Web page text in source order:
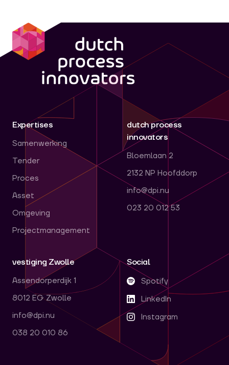
Expertises
Samenwerking
Tender
Proces
Asset
Omgeving
Projectmanagement
dutch process
innovators
Bloemlaan 2
2132 NP Hoofddorp
info@dpi.nu
023 20 012 53
vestiging Zwolle
Assendorperdijk 1
8012 EG Zwolle
info@dpi.nu
038 20 010 86
Social
Spotify
LinkedIn
Instagram